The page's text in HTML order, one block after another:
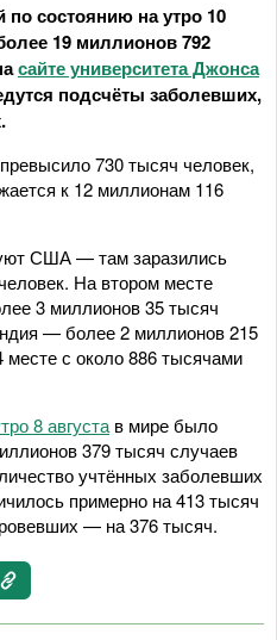
состоянию на утро 10
19 миллионов 792
сайте университета Джонса
подсчёты заболевших,
730 тысяч человек,
к 12 миллионам 116
США — там заразились
На втором месте
3 миллионов 35 тысяч
— более 2 миллионов 215
месте с около 886 тысячами
8 августа в мире было
379 тысяч случаев
учтённых заболевших
примерно на 413 тысяч
— на 376 тысяч.